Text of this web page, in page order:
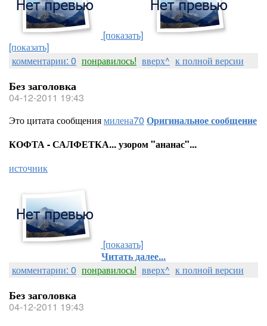
[показать]
[показать]
комментарии: 0 понравилось! вверх^ к полной версии
Без заголовка
04-12-2011 19:43
Это цитата сообщениямилена70 Оригинальное сообщение
КОФТА - САЛФЕТКА... узором "ананас"...
источник
[показать]
Читать далее...
комментарии: 0 понравилось! вверх^ к полной версии
Без заголовка
04-12-2011 19:43